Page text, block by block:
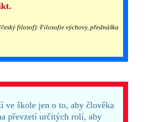
filosof): Filosofie výchovy, přednáška
ve škole jen o to, aby člověka
převzetí určitých rolí, aby